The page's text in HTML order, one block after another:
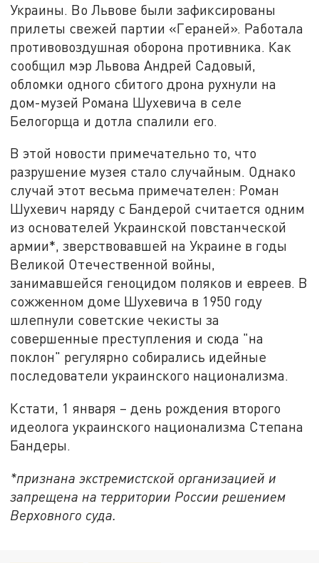
Украины. Во Львове были зафиксированы
прилеты свежей партии «Гераней». Работала
противовоздушная оборона противника. Как
сообщил мэр Львова Андрей Садовый,
обломки одного сбитого дрона рухнули на
дом-музей Романа Шухевича в селе
Белогорща и дотла спалили его.
В этой новости примечательно то, что
разрушение музея стало случайным. Однако
случай этот весьма примечателен: Роман
Шухевич наряду с Бандерой считается одним
из основателей Украинской повстанческой
армии*, зверствовавшей на Украине в годы
Великой Отечественной войны,
занимавшейся геноцидом поляков и евреев. В
сожженном доме Шухевича в 1950 году
шлепнули советские чекисты за
совершенные преступления и сюда "на
поклон" регулярно собирались идейные
последователи украинского национализма.
Кстати, 1 января – день рождения второго
идеолога украинского национализма Степана
Бандеры.
*признана экстремистской организацией и
запрещена на территории России решением
Верховного суда.